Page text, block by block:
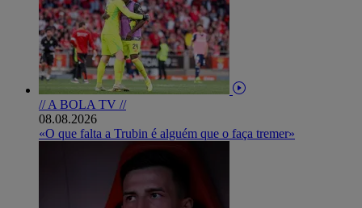
// A BOLA TV //
08.08.2026
«O que falta a Trubin é alguém que o faça tremer»